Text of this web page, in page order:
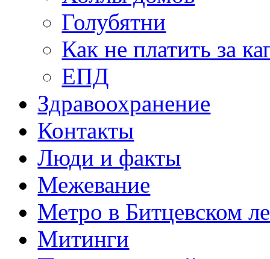
Голубятни
Как не платить за
ЕПД
Здравоохранение
Контакты
Люди и факты
Межевание
Метро в Битцевском
Митинги